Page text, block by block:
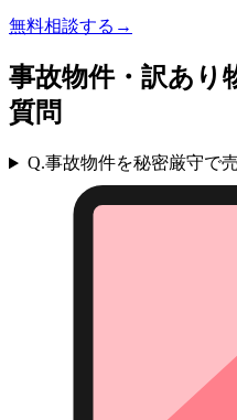
無料相談する →
事故物件・訳あり
質問
Q.事故物件を秘密厳守で